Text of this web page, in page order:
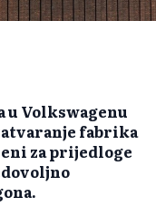
Volkswagenu
fabrika
za prijedloge